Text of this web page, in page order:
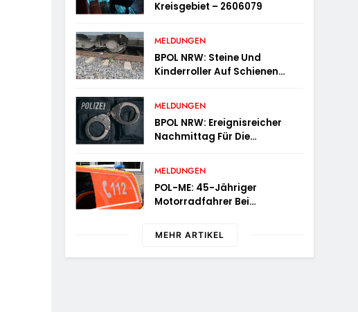
Kreisgebiet – 2606079
MELDUNGEN
BPOL NRW: Steine Und
Kinderroller Auf Schienen
Ermittelt Und Warnt
MELDUNGEN
BPOL NRW: Ereignisreicher
Nachmittag Für Die
Weniger Stunden Gleich Zwei
Haftbefehle Vollstreckt
MELDUNGEN
POL-ME: 45-Jähriger
Motorradfahrer Bei
2606078
MEHR ARTIKEL